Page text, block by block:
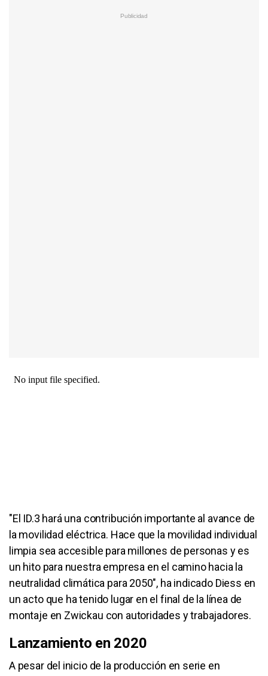
"El ID.3 hará una contribución importante al avance de
la movilidad eléctrica. Hace que la movilidad individual
limpia sea accesible para millones de personas y es
un hito para nuestra empresa en el camino hacia la
neutralidad climática para 2050", ha indicado Diess en
un acto que ha tenido lugar en el final de la línea de
montaje en Zwickau con autoridades y trabajadores.
Lanzamiento en 2020
A pesar del inicio de la producción en serie en